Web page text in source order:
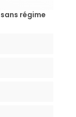
régime